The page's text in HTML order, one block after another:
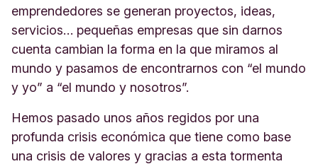
emprendedores se generan proyectos, ideas,
servicios… pequeñas empresas que sin darnos
cuenta cambian la forma en la que miramos al
mundo y pasamos de encontrarnos con “el mundo
y yo” a “el mundo y nosotros”.
Hemos pasado unos años regidos por una
profunda crisis económica que tiene como base
una crisis de valores y gracias a esta tormenta